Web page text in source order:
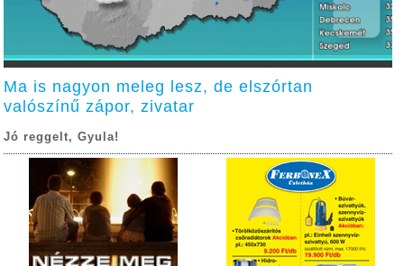
Ma is nagyon meleg lesz, de elszórtan
valószínű zápor, zivatar
Jó reggelt, Gyula!